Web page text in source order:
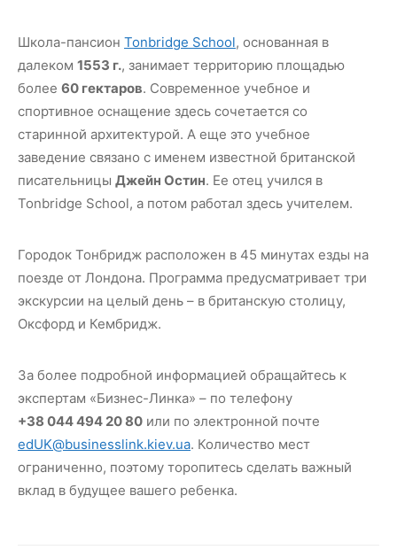
Школа-пансион Tonbridge School, основанная в
далеком 1553 г., занимает территорию площадью
более 60 гектаров. Современное учебное и
спортивное оснащение здесь сочетается со
старинной архитектурой. А еще это учебное
заведение связано с именем известной британской
писательницы Джейн Остин. Ее отец учился в
Tonbridge School, а потом работал здесь учителем.
Городок Тонбридж расположен в 45 минутах езды на
поезде от Лондона. Программа предусматривает три
экскурсии на целый день – в британскую столицу,
Оксфорд и Кембридж.
За более подробной информацией обращайтесь к
экспертам «Бизнес-Линка» – по телефону
+38 044 494 20 80 или по электронной почте
edUK@businesslink.kiev.ua. Количество мест
ограниченно, поэтому торопитесь сделать важный
вклад в будущее вашего ребенка.